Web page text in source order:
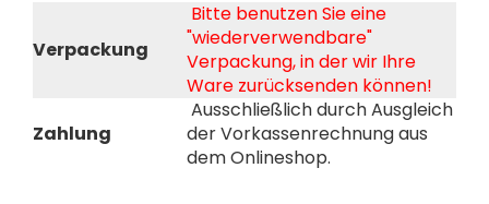
Verpackung
Bitte benutzen Sie eine
"wiederverwendbare"
Verpackung, in der wir Ihre
Ware zurücksenden können!
Zahlung
Ausschließlich durch Ausgleich
der Vorkassenrechnung aus
dem Onlineshop.